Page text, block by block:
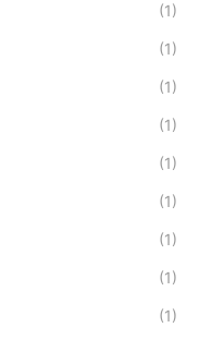
(1)
(1)
(1)
(1)
(1)
(1)
(1)
(1)
(1)